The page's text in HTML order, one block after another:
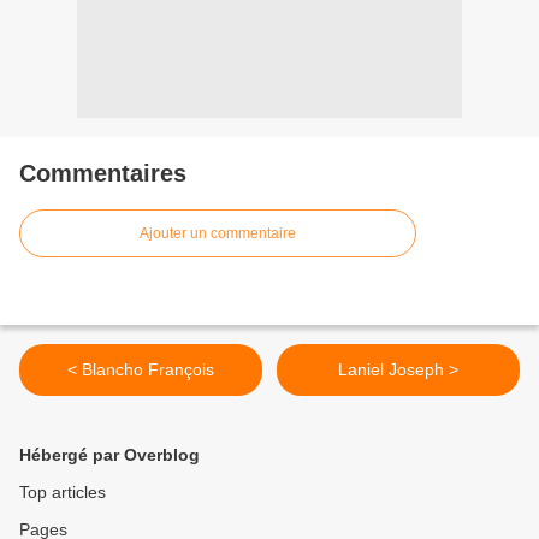
Commentaires
Ajouter un commentaire
< Blancho François Laniel Joseph >
Hébergé par Overblog
Top articles
Pages